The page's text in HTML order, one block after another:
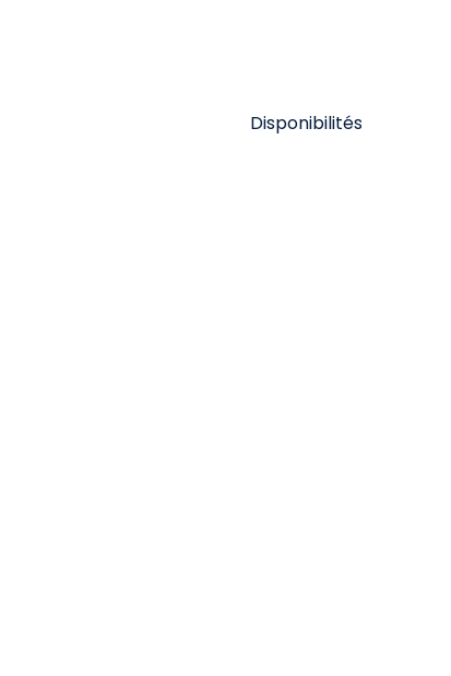
Disponibilités